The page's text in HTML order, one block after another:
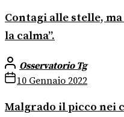
Contagi alle stelle,
la calma”.
Osservatorio Tg
10 Gennaio 2022
Malgrado il picco nei